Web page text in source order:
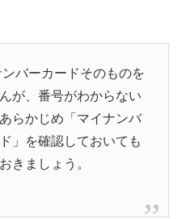
バーカードそのものを
が、番号がわからない
らかじめ「マイナンバ
」を確認しておいても
きましょう。